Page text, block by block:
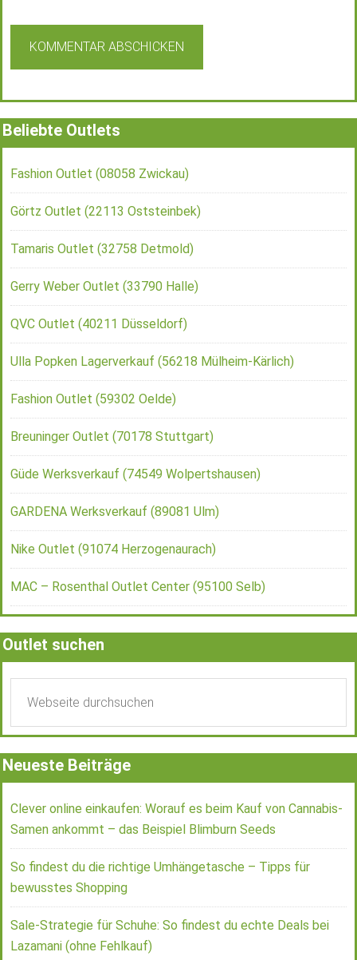
Beliebte Outlets
Fashion Outlet (08058 Zwickau)
Görtz Outlet (22113 Oststeinbek)
Tamaris Outlet (32758 Detmold)
Gerry Weber Outlet (33790 Halle)
QVC Outlet (40211 Düsseldorf)
Ulla Popken Lagerverkauf (56218 Mülheim-Kärlich)
Fashion Outlet (59302 Oelde)
Breuninger Outlet (70178 Stuttgart)
Güde Werksverkauf (74549 Wolpertshausen)
GARDENA Werksverkauf (89081 Ulm)
Nike Outlet (91074 Herzogenaurach)
MAC – Rosenthal Outlet Center (95100 Selb)
Outlet suchen
Neueste Beiträge
Clever online einkaufen: Worauf es beim Kauf von Cannabis-
Samen ankommt – das Beispiel Blimburn Seeds
So findest du die richtige Umhängetasche – Tipps für
bewusstes Shopping
Sale-Strategie für Schuhe: So findest du echte Deals bei
Lazamani (ohne Fehlkauf)